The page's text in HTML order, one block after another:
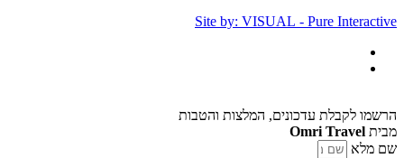
Site by: VISUAL - Pure Interactive
הרשמו לקבלת עדכונים, המלצות והטבות
מביתOmri Travel
שם מלא